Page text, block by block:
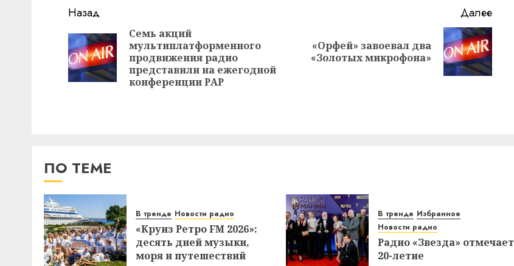
Навигация
записи
Назад
Предыдущая
Семь акций
мультиплатформенного
продвижения радио
представили на ежегодной
конференции РАР
Далее
Следующая
запись:
«Орфей» завоевал два
«Золотых микрофона»
ПО ТЕМЕ
В тренде Новости радио
«Круиз Ретро FM 2026»:
десять дней музыки,
моря и путешествий
В тренде Избранное
Новости радио
Радио «Звезда» отмечает
20-летие